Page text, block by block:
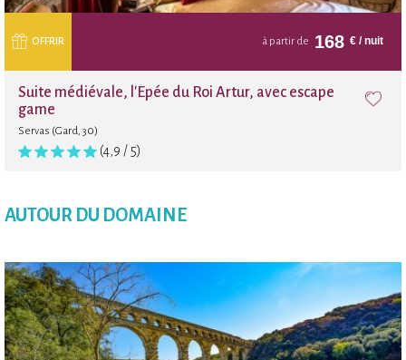
OFFRIR à partir de 168 € / nuit
Suite médiévale, l'Épée du Roi Artur, avec escape
game
Servas (Gard, 30)
(4,9 / 5)
AUTOUR DU DOMAINE